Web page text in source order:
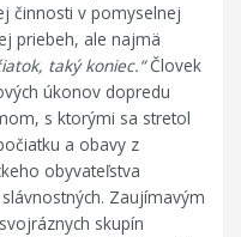
činnosti v pomyselnej
priebeh, ale najmä
taký koniec.“Človek
úkonov dopredu
s ktorými sa stretol
a obavy z
obyvateľstva
Zaujímavým
skupín